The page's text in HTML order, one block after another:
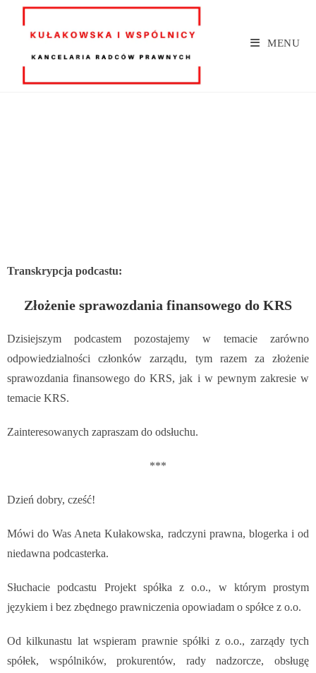
MENU
Transkrypcja podcastu:
Złożenie sprawozdania finansowego do KRS
Dzisiejszym podcastem pozostajemy w temacie zarówno
odpowiedzialności członków zarządu, tym razem za złożenie
sprawozdania finansowego do KRS, jak i w pewnym zakresie w
temacie KRS.
Zainteresowanych zapraszam do odsłuchu.
***
Dzień dobry, cześć!
Mówi do Was Aneta Kułakowska, radczyni prawna, blogerka i od
niedawna podcasterka.
Słuchacie podcastu Projekt spółka z o.o., w którym prostym
językiem i bez zbędnego prawniczenia opowiadam o spółce z o.o.
Od kilkunastu lat wspieram prawnie spółki z o.o., zarządy tych
spółek, wspólników, prokurentów, rady nadzorcze, obsługę